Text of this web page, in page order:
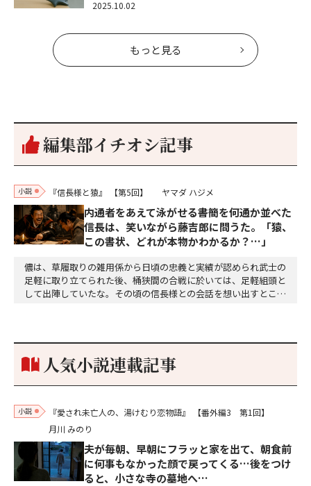
2025.10.02
もっと見る
編集部イチオシ記事
小説 『信長様と猿』 【第5回】 ヤマダ ハジメ
内通者をあえて泳がせる――書簡を何通か並べた
信長は、笑いながら藤吉郎に問うた。「猿、
この書状、どれが本物かわかるか？…」
儂は、草履取りの雑用係から日頃の忠義と実績が認められ武士の
足軽に取り立てられた後、桶狭間の合戦に於いては、足軽組頭と
して出陣していたな。その頃の信長様との会話を想い出すとこん
り。どうして勝てたのか、未だにわかりません。…
人気小説連載記事
小説 『愛され未亡人の、湯けむり恋物語』
【番外編3 第1回】
月川 みのり
夫が毎朝、早朝にフラッと家を出て、朝食前
に何事もなかった顔で戻ってくる…後をつけ
ると、小さな寺の墓地へ…